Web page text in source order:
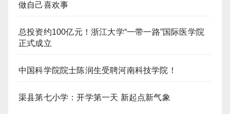
做自己喜欢事
总投资约100亿元！浙江大学“一带一路”国际医学院
正式成立
中国科学院院士陈润生受聘河南科技学院！
渠县第七小学：开学第一天 新起点新气象